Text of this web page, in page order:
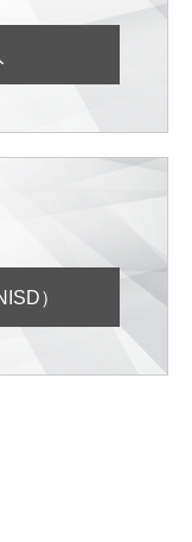
）